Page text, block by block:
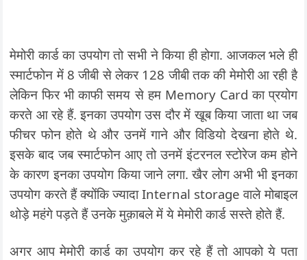
मेमोरी कार्ड का उपयोग तो सभी ने किया ही होगा. आजकल भले ही
स्मार्टफोन में 8 जीबी से लेकर 128 जीबी तक की मेमोरी आ रही है
लेकिन फिर भी काफी समय से हम Memory Card का प्रयोग
करते आ रहे हैं. इनका उपयोग उस दौर में खूब किया जाता था जब
फीचर फोन होते थे और उनमें गाने और विडियो देखना होते थे.
इसके बाद जब स्मार्टफोन आए तो उनमें इंटरनल स्टोरेज कम होने
के कारण इनका उपयोग किया जाने लगा. खैर लोग अभी भी इनका
उपयोग करते हैं क्योंकि ज्यादा Internal storage वाले मोबाइल
थोड़े महंगे पड़ते हैं उनके मुक़ाबले में ये मेमोरी कार्ड सस्ते होते हैं.
अगर आप मेमोरी कार्ड का उपयोग कर रहे हैं तो आपको ये पता